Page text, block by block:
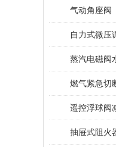
气动角座阀
自力式微压
蒸汽电磁阀
燃气紧急切
遥控浮球阀
抽屉式阻火